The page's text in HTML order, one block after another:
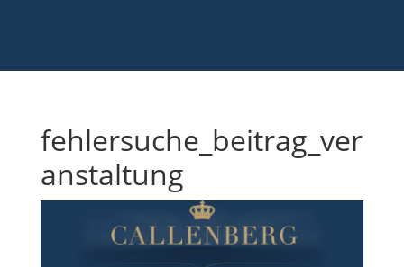
fehlersuche_beitrag_ver
anstaltung